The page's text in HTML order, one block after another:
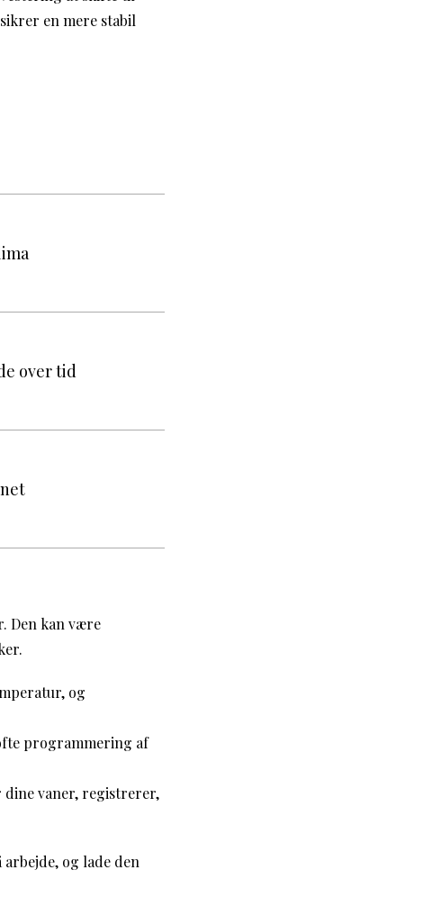
en mere stabil
over tid
Den kan være
og
programmering af
dine vaner, registrerer,
og lade den